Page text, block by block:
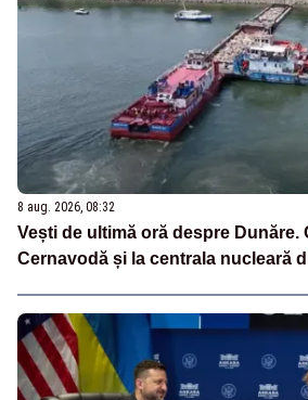
8 aug. 2026, 08:32
Vești de ultimă oră despre Dunăre.
Cernavodă și la centrala nucleară